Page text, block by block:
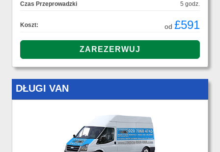
Czas Przeprowadzki
5 godz.
Koszt: od £591
DŁUGI VAN